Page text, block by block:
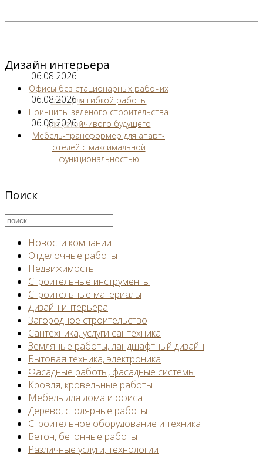
Дизайн интерьера
06.08.2026
Офисы без стационарных рабочих
мест для гибкой работы
06.08.2026
Принципы зеленого строительства
для устойчивого будущего
06.08.2026
Мебель-трансформер для апарт-
отелей с максимальной
функциональностью
Поиск
Новости компании
Отделочные работы
Недвижимость
Строительные инструменты
Строительные материалы
Дизайн интерьера
Загородное строительство
Сантехника, услуги сантехника
Земляные работы, ландшафтный дизайн
Бытовая техника, электроника
Фасадные работы, фасадные системы
Кровля, кровельные работы
Мебель для дома и офиса
Дерево, столярные работы
Строительное оборудование и техника
Бетон, бетонные работы
Различные услуги, технологии